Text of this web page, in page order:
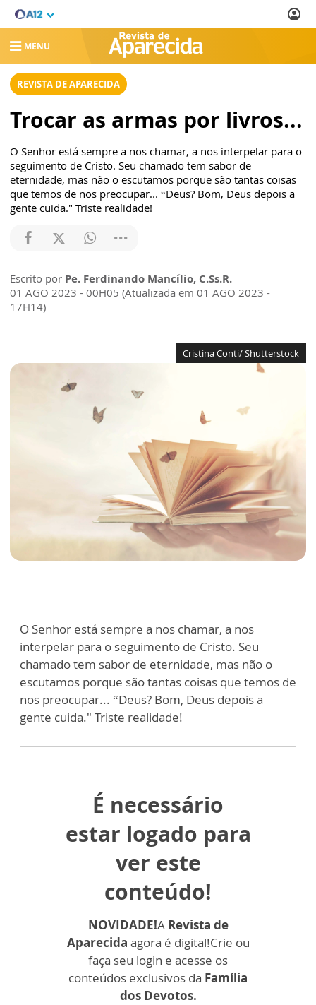
MENU
REVISTA DE APARECIDA
Trocar as armas por livros...
O Senhor está sempre a nos chamar, a nos interpelar para o
seguimento de Cristo. Seu chamado tem sabor de
eternidade, mas não o escutamos porque são tantas coisas
que temos de nos preocupar... “Deus? Bom, Deus depois a
gente cuida." Triste realidade!
Escrito por Pe. Ferdinando Mancílio, C.Ss.R.
01 AGO 2023 - 00H05 (Atualizada em 01 AGO 2023 -
17H14)
Cristina Conti/ Shutterstock
O Senhor está sempre a nos chamar, a nos
interpelar para o seguimento de Cristo. Seu
chamado tem sabor de eternidade, mas não o
escutamos porque são tantas coisas que temos de
nos preocupar... “Deus? Bom, Deus depois a
gente cuida." Triste realidade!
É necessário
estar logado para
ver este
conteúdo!
NOVIDADE!A Revista de
Aparecida agora é digital!Crie ou
faça seu login e acesse os
conteúdos exclusivos da Família
dos Devotos.